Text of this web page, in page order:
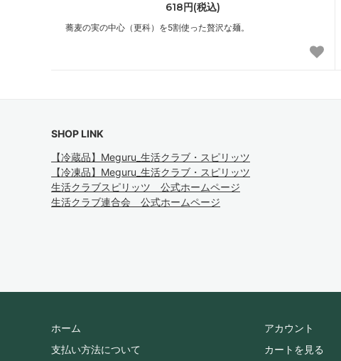
618円(税込)
蕎麦の実の中心（更科）を5割使った贅沢な麺。
SHOP LINK
【冷蔵品】Meguru_生活クラブ・スピリッツ
【冷凍品】Meguru_生活クラブ・スピリッツ
生活クラブスピリッツ 公式ホームページ
生活クラブ連合会 公式ホームページ
ホーム
支払い方法について
アカウント
カートを見る